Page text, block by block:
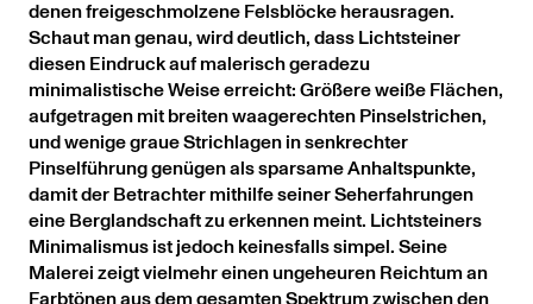
denen freigeschmolzene Felsblöcke herausragen.
Schaut man genau, wird deutlich, dass Lichtsteiner
diesen Eindruck auf malerisch geradezu
minimalistische Weise erreicht: Größere weiße Flächen,
aufgetragen mit breiten waagerechten Pinselstrichen,
und wenige graue Strichlagen in senkrechter
Pinselführung genügen als sparsame Anhaltspunkte,
damit der Betrachter mithilfe seiner Seherfahrungen
eine Berglandschaft zu erkennen meint. Lichtsteiners
Minimalismus ist jedoch keinesfalls simpel. Seine
Malerei zeigt vielmehr einen ungeheuren Reichtum an